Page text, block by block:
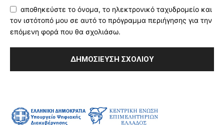
αποθηκεύστε το όνομα, το ηλεκτρονικό ταχυδρομείο και
τον ιστότοπό μου σε αυτό το πρόγραμμα περιήγησης για την
επόμενη φορά που θα σχολιάσω.